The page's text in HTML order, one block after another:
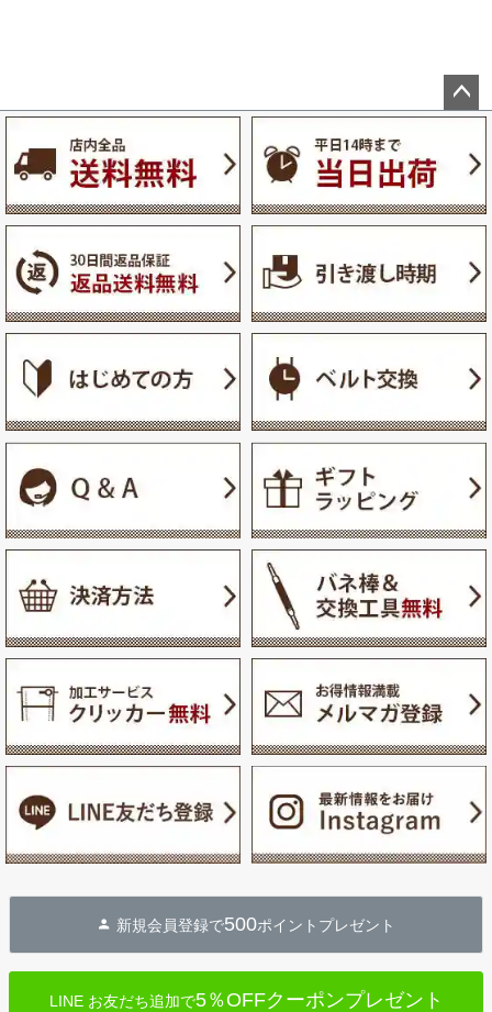
ペー
ップ
新規会員登録で500ポイントプレゼント
LINE お友だち追加で5％OFFクーポンプレゼント